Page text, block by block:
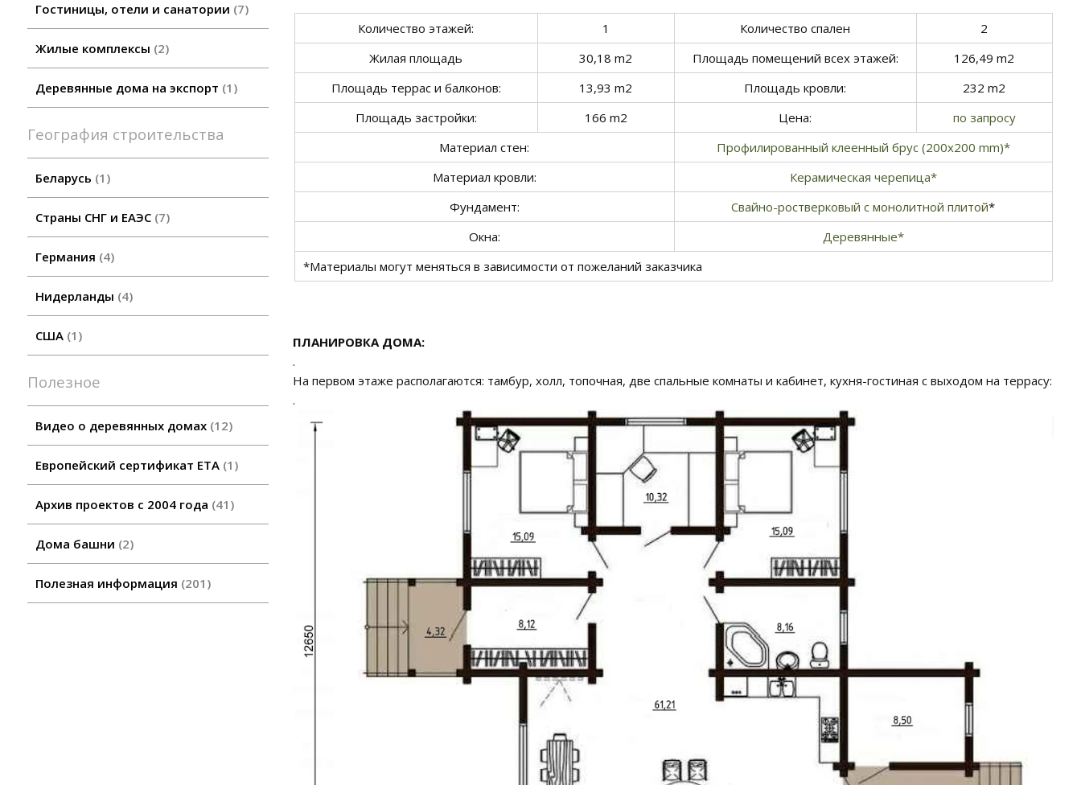
Гостиницы, отели и санатории 7
Жилые комплексы 2
Деревянные дома на экспорт 1
География строительства
Беларусь 1
Страны СНГ и ЕАЭС 7
Германия 4
Нидерланды 4
США 1
Полезное
Видео о деревянных домах 12
Европейский сертификат ETA 1
Архив проектов с 2004 года 41
Дома башни 2
Полезная информация 201
Количество этажей: 1 Количество спален
2
Жилая площадь
30,18 m2 Площадь помещений всех этажей:
126,49 m2
Площадь террас и балконов:
13,93 m2 Площадь кровли:
232 m2
Площадь застройки:
166 m2 Цена:
по запросу
Материал стен:
Профилированный клеенный брус (200х200 mm)*
Материал кровли:
Керамическая черепица*
Фундамент:
Свайно-ростверковый с монолитной плитой*
Окна:
Деревянные*
*Материалы могут меняться в зависимости от пожеланий заказчика
ПЛАНИРОВКА ДОМА:
.
На первом этаже располагаются: тамбур, холл, топочная, две спальные комнаты и кабинет, кухня-гостиная с выходом на террасу:
.